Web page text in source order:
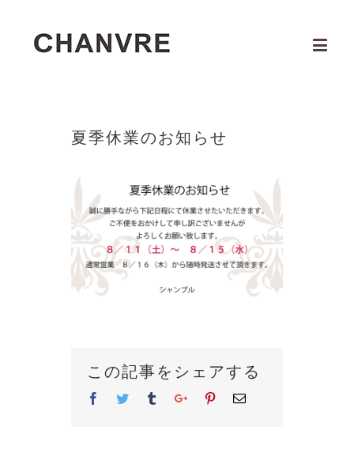
夏季休業のお知らせ
この記事をシェアする
Facebook
TwitterTumblrGoogle+PinterestEmail